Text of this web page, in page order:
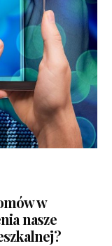
w
nasze